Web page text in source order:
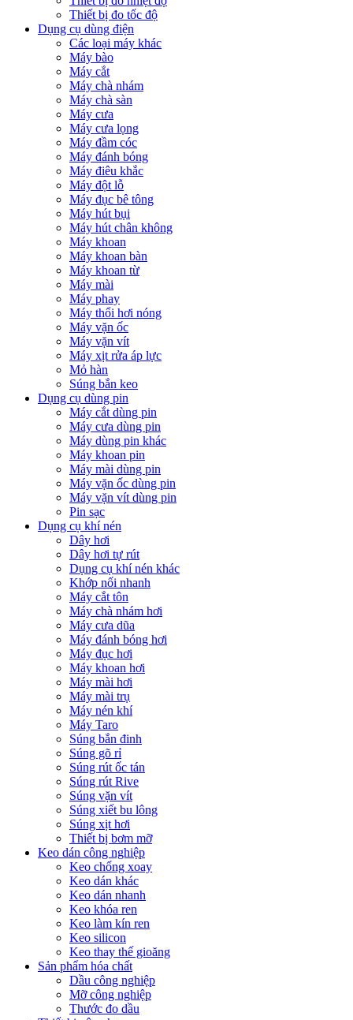
Thiết bị đo tốc độ
Dụng cụ dùng điện
Các loại máy khác
Máy bào
Máy cắt
Máy chà nhám
Máy chà sàn
Máy cưa
Máy cưa lọng
Máy đầm cóc
Máy đánh bóng
Máy điêu khắc
Máy đột lỗ
Máy đục bê tông
Máy hút bụi
Máy hút chân không
Máy khoan
Máy khoan bàn
Máy khoan từ
Máy mài
Máy phay
Máy thổi hơi nóng
Máy vặn ốc
Máy vặn vít
Máy xịt rửa áp lực
Mỏ hàn
Súng bắn keo
Dụng cụ dùng pin
Máy cắt dùng pin
Máy cưa dùng pin
Máy dùng pin khác
Máy khoan pin
Máy mài dùng pin
Máy vặn ốc dùng pin
Máy vặn vít dùng pin
Pin sạc
Dụng cụ khí nén
Dây hơi
Dây hơi tự rút
Dụng cụ khí nén khác
Khớp nối nhanh
Máy cắt tôn
Máy chà nhám hơi
Máy cưa dũa
Máy đánh bóng hơi
Máy đục hơi
Máy khoan hơi
Máy mài hơi
Máy mài trụ
Máy nén khí
Máy Taro
Súng bắn đinh
Súng gõ rỉ
Súng rút ốc tán
Súng rút Rive
Súng vặn vít
Súng xiết bu lông
Súng xịt hơi
Thiết bị bơm mỡ
Keo dán công nghiệp
Keo chống xoay
Keo dán khác
Keo dán nhanh
Keo khóa ren
Keo làm kín ren
Keo silicon
Keo thay thế gioăng
Sản phẩm hóa chất
Dầu công nghiệp
Mỡ công nghiệp
Thước đo dầu